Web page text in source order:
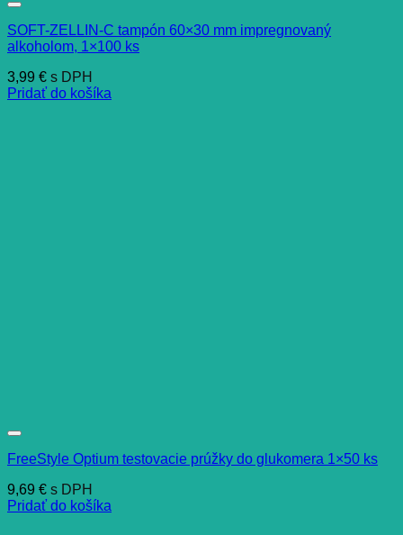
SOFT-ZELLIN-C tampón 60×30 mm impregnovaný
alkoholom, 1×100 ks
3,99 € s DPH
Pridať do košíka
FreeStyle Optium testovacie prúžky do glukomera 1×50 ks
9,69 € s DPH
Pridať do košíka